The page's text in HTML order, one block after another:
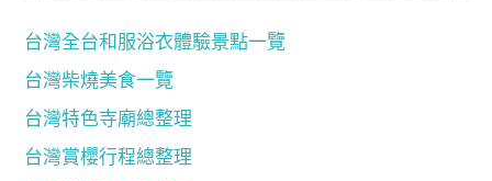
台灣全台和服浴衣體驗景點一覽
台灣柴燒美食一覽
台灣特色寺廟總整理
台灣賞櫻行程總整理